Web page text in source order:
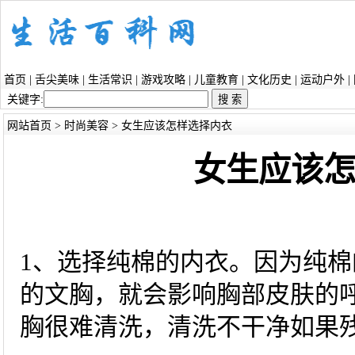
首页 舌尖美味 生活常识 游戏攻略 儿童教育 文化历史 运动户外
关键字:
网站首页 > 时尚美容> 女生应该怎样选择内衣
女生应该
1、选择纯棉的内衣。因为纯
的文胸，就会影响胸部皮肤的
胸很难清洗，清洗不干净如果